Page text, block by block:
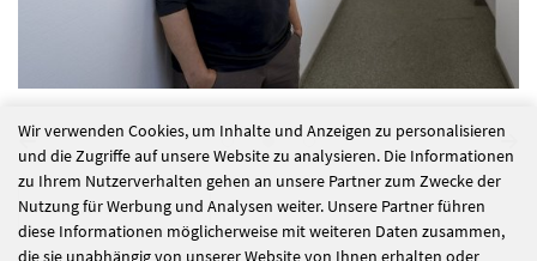
alle Nachrichten
Wir verwenden Cookies, um Inhalte und Anzeigen zu personalisieren
und die Zugriffe auf unsere Website zu analysieren. Die Informationen
zu Ihrem Nutzerverhalten gehen an unsere Partner zum Zwecke der
Nutzung für Werbung und Analysen weiter. Unsere Partner führen
diese Informationen möglicherweise mit weiteren Daten zusammen,
die sie unabhängig von unserer Website von Ihnen erhalten oder